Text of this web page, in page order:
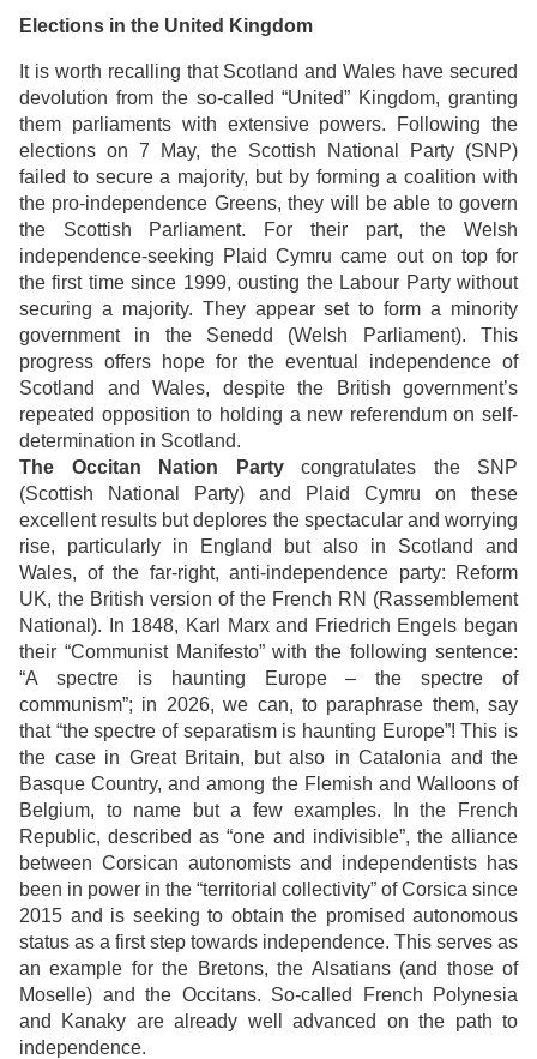
Elections in the United Kingdom
It is worth recalling that Scotland and Wales have secured
devolution from the so-called “United” Kingdom, granting
them parliaments with extensive powers.
Following the
elections on 7 May, the Scottish National Party (SNP)
failed to secure a majority, but by forming a coalition with
the pro-independence Greens, they will be able to govern
the Scottish Parliament.
For their part, the Welsh
independence-seeking Plaid Cymru came out on top for
the first time since 1999, ousting the Labour Party without
securing a majority. They appear set to form a minority
government in the Senedd (Welsh Parliament). This
progress offers hope for the eventual independence of
Scotland and Wales, despite the British government’s
repeated opposition to holding a new referendum on self-
determination in Scotland.
The Occitan Nation Partycongratulates the SNP
(Scottish National Party) and Plaid Cymru on these
excellent results but deplores the spectacular and worrying
rise, particularly in England but also in Scotland and
Wales, of the far-right, anti-independence party: Reform
UK, the British version of the French RN (Rassemblement
National).
In 1848, Karl Marx and Friedrich Engels began
their “Communist Manifesto” with the following sentence:
“A spectre is haunting Europe – the spectre of
communism”; in 2026, we can, to paraphrase them, say
that “the spectre of separatism is haunting Europe”!This is
the case in Great Britain, but also in Catalonia and the
Basque Country, and among the Flemish and Walloons of
Belgium, to name but a few examples.
In the French
Republic, described as “one and indivisible”, the alliance
between Corsican autonomists and independentists has
been in power in the “territorial collectivity” of Corsica since
2015 and is seeking to obtain the promised autonomous
status as a first step towards independence. This serves as
an example for the Bretons, the Alsatians (and those of
Moselle) and the Occitans. So-called French Polynesia
and Kanaky are already well advanced on the path to
independence.